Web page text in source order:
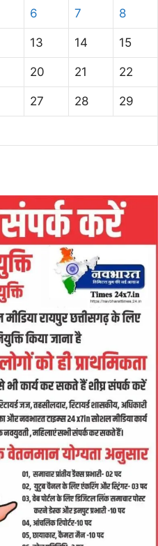
6 7 8
13 14 15
20 21 22
27 28 29